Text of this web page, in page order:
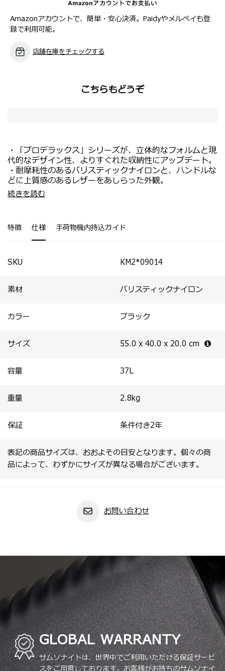
Amazonアカウントで、簡単・安心決済。Paidyやメルペイも登
録で利用可能。
店舗在庫をチェックする
こちらもどうぞ
・「プロデラックス」シリーズが、立体的なフォルムと現
代的なデザイン性、よりすぐれた収納性にアップデート。
・耐摩耗性のあるバリスティックナイロンと、ハンドルな
どに上質感のあるレザーをあしらった外観。
・機内持ち込み対応サイズ。
・新幹線・電車等で移動する国内旅行や短期の出張におす
続きを読む
特徴 仕様 手荷物機内持込ガイド
SKU KM2*09014
素材 バリスティックナイロン
カラー ブラック
サイズ 55.0 x 40.0 x 20.0 cm
容量 37L
重量 2.8kg
保証 条件付き2年
表記の商品サイズは、おおよその目安となります。個々の商
品によって、わずかにサイズが異なる場合がございます。
お問い合わせ
GLOBAL WARRANTY
サムソナイトは、世界中でご利用いただける保証サービ
スをご用意しております。お客様がお持ちのサムソナイ